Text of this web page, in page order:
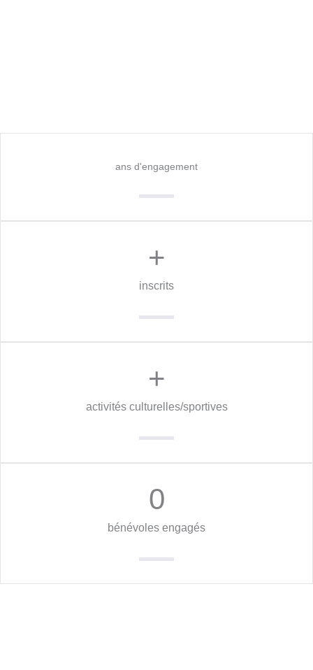
ans d'engagement
inscrits
+
activités culturelles/sportives
+
bénévoles engagés
0